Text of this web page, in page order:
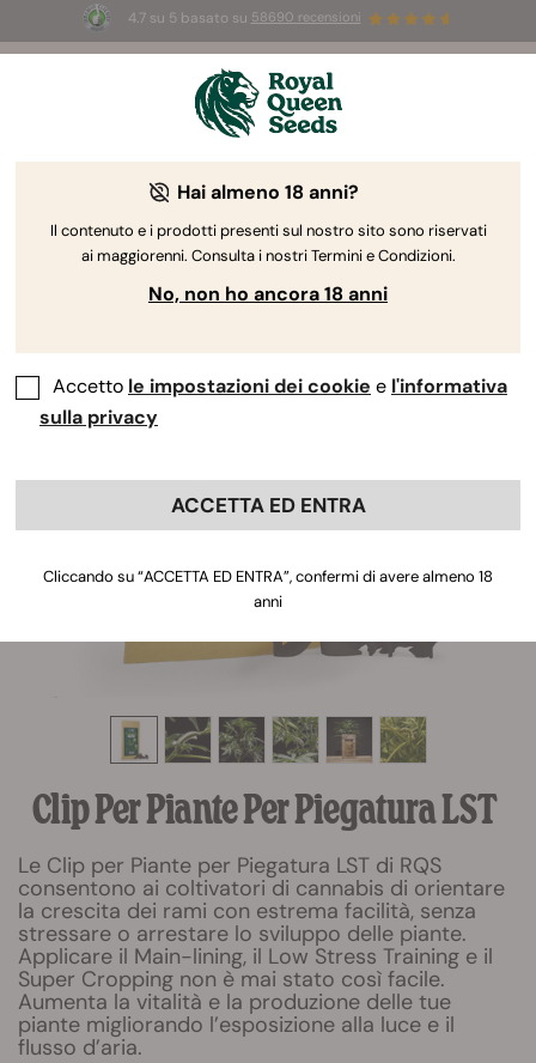
4.7 su 5 basato su 58690 recensioni
3 semi White Widow AutoGRATIS per i
Clip Per Piante Per Piegatura LST
Le Clip per Piante per Piegatura LST di RQS
consentono ai coltivatori di cannabis di orientare
la crescita dei rami con estrema facilità, senza
stressare o arrestare lo sviluppo delle piante.
Applicare il Main-lining, il Low Stress Training e il
Super Cropping non è mai stato così facile.
Aumenta la vitalità e la produzione delle tue
piante migliorando l’esposizione alla luce e il
flusso d’aria.
Hai almeno 18 anni?
Il contenuto e i prodotti presenti sul nostro sito sono riservati
ai maggiorenni. Consulta i nostri Termini e Condizioni.
No, non ho ancora 18 anni
Accetto le impostazioni dei cookie e l'informativa
sulla privacy
ACCETTA ED ENTRA
Cliccando su “ACCETTA ED ENTRA”, confermi di avere almeno 18
anni